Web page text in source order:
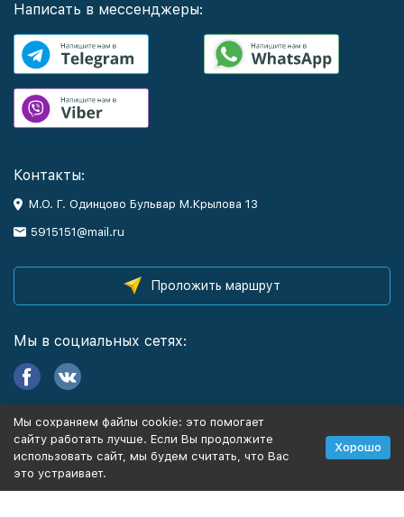
Написать в мессенджеры:
Контакты:
М.О. Г. Одинцово Бульвар М.Крылова 13
5915151@mail.ru
Проложить маршрут
Мы в социальных сетях:
Информация
Политика персональных данных
Мы сохраняем файлы cookie: это помогает
сайту работать лучше. Если Вы продолжите
использовать сайт, мы будем считать, что Вас
это устраивает.
Хорошо